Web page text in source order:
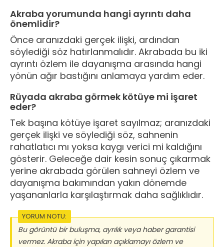
Akraba yorumunda hangi ayrıntı daha
önemlidir?
Önce aranızdaki gerçek ilişki, ardından
söylediği söz hatırlanmalıdır. Akrabada bu iki
ayrıntı özlem ile dayanışma arasında hangi
yönün ağır bastığını anlamaya yardım eder.
Rüyada akraba görmek kötüye mi işaret
eder?
Tek başına kötüye işaret sayılmaz; aranızdaki
gerçek ilişki ve söylediği söz, sahnenin
rahatlatıcı mı yoksa kaygı verici mi kaldığını
gösterir. Geleceğe dair kesin sonuç çıkarmak
yerine akrabada görülen sahneyi özlem ve
dayanışma bakımından yakın dönemde
yaşananlarla karşılaştırmak daha sağlıklıdır.
YORUM NOTU:
Bu görüntü bir buluşma, ayrılık veya haber garantisi
vermez. Akraba için yapılan açıklamayı özlem ve